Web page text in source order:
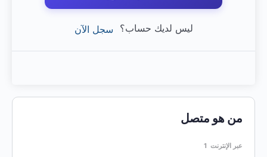
ليس لديك حساب؟ سجل الآن
من هو متصل
عبر الإنترنت 1